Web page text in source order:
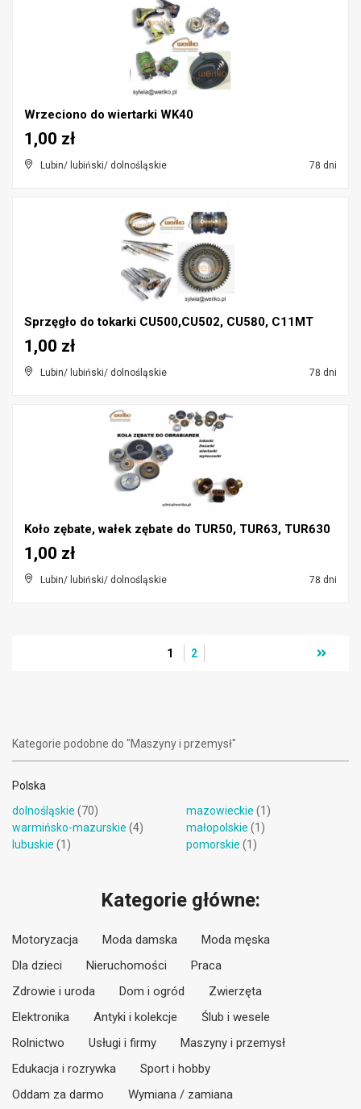
Wrzeciono do wiertarki WK40
Lubin/ lubiński/ dolnośląskie 78 dni
1,00 zł
Sprzęgło do tokarki CU500,CU502, CU580, C11MT
Lubin/ lubiński/ dolnośląskie 78 dni
1,00 zł
Koło zębate, wałek zębate do TUR50, TUR63, TUR630
Lubin/ lubiński/ dolnośląskie 78 dni
1,00 zł
1 2
Kategorie podobne do "Maszyny i przemysł"
Polska
dolnośląskie (70)
warmińsko-mazurskie (4)
lubuskie (1)
mazowieckie (1)
małopolskie (1)
pomorskie (1)
Kategorie główne:
Motoryzacja Moda damska
Moda męska
Dla dzieci
Nieruchomości
Praca
Zdrowie i uroda
Dom i ogród
Zwierzęta
Elektronika
Antyki i kolekcje
Ślub i wesele
Rolnictwo
Usługi i firmy
Maszyny i przemysł
Edukacja i rozrywka
Sport i hobby
Oddam za darmo
Wymiana / zamiana